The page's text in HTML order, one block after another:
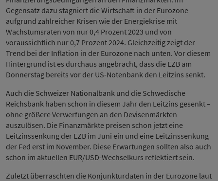
Gegensatz dazu stagniert die Wirtschaft in der Eurozone
aufgrund zahlreicher Krisen wie der Energiekrise mit
Wachstumsraten von nur 0,4 Prozent 2023 und von
voraussichtlich nur 0,7 Prozent 2024. Gleichzeitig zeigt der
Trend bei der Inflation in der Eurozone nach unten. Vor diesem
Hintergrund ist es durchaus angebracht, dass die EZB am
Donnerstag bereits vor der US-Notenbank den Leitzins senkt.
Auch die Schweizer Nationalbank und die Schwedische
Reichsbank haben schon in diesem Jahr den Leitzins gesenkt –
ohne größere Verwerfungen an den Devisenmärkten
auszulösen. Die Finanzmärkte preisen schon jetzt eine
Leitzinssenkung der EZB im Juni ein und eine Leitzinssenkung
der Fed erst im November. Diese Erwartungen sollten also auch
schon im aktuellen EUR/USD-Wechselkurs reflektiert sein.
Zuletzt überraschten die Konjunkturdaten in der Eurozone laut